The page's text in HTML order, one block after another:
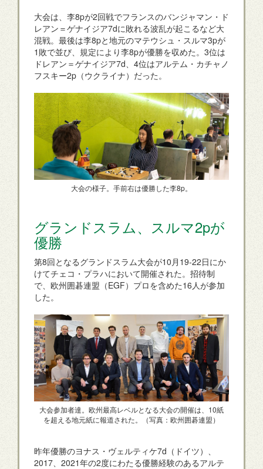
大会は、李8pが2回戦でフランスのバンジャマン・ド
レアン＝ゲナイジア7dに敗れる波乱が起こるなど大
混戦。最後は李8pと地元のマテウシュ・スルマ3pが
1敗で並び、規定により李8pが優勝を収めた。3位は
ドレアン＝ゲナイジア7d、4位はアルテム・カチャノ
フスキー2p（ウクライナ）だった。
大会の様子。手前右は優勝した李8p。
グランドスラム、スルマ2pが
優勝
第8回となるグランドスラム大会が10月19-22日にか
けてチェコ・プラハにおいて開催された。招待制
で、欧州囲碁連盟（EGF）プロを含めた16人が参加
した。
大会参加者達。欧州最高レベルとなる大会の開催は、10紙
を超える地元紙に報道された。（写真：欧州囲碁連盟）
昨年優勝のヨナス・ヴェルティケ7d（ドイツ）、
2017、2021年の2度にわたる優勝経験のあるアルテ